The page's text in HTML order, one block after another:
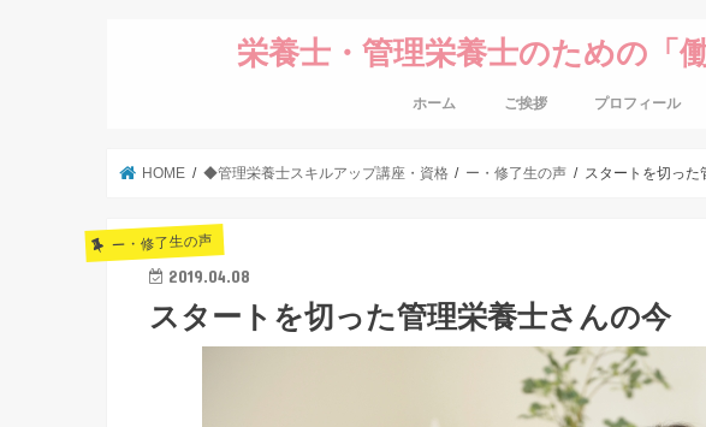
栄養士・管理栄養士のための「
ホーム ご挨拶 プロフィール
HOME ◆管理栄養士スキルアップ講座・資格 ー・修了生の声 スタートを切った
ー・修了生の声
2019.04.08
スタートを切った管理栄養士さんの今